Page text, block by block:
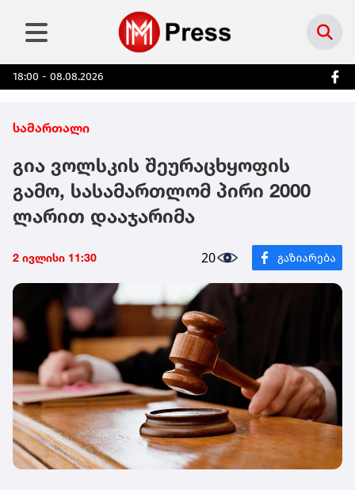
18:00 - 08.08.2026
სამართალი
გია ვოლსკის შეურაცხყოფის
გამო, სასამართლომ პირი 2000
ლარით დააჯარიმა
2 ივლისი 11:30 20